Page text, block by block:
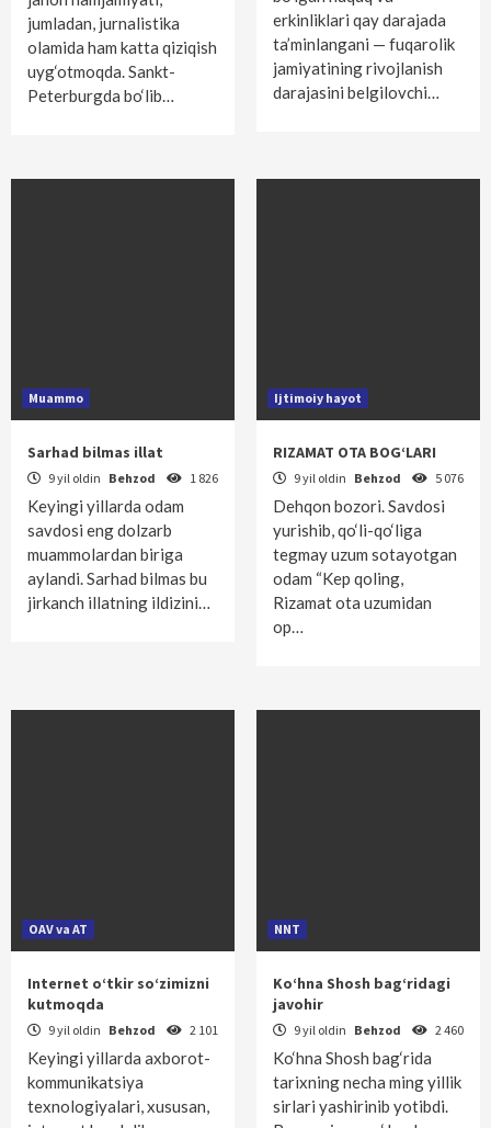
jumladan, jurnalistika
olamida ham katta qiziqish
uyg‘otmoqda. Sankt-
Peterburgda bo‘lib…
erkinliklari qay darajada
ta’minlangani — fuqarolik
jamiyatining rivojlanish
darajasini belgilovchi…
Muammo
Sarhad bilmas illat
9 yil oldin Behzod 1 826
Keyingi yillarda odam
savdosi eng dolzarb
muammolardan biriga
aylandi. Sarhad bilmas bu
jirkanch illatning ildizini…
Ijtimoiy hayot
RIZAMAT OTA BOG‘LARI
9 yil oldin Behzod 5 076
Dehqon bozori. Savdosi
yurishib, qo‘li-qo‘liga
tegmay uzum sotayotgan
odam “Kep qoling,
Rizamat ota uzumidan
op…
OAV va AT
Internet o‘tkir so‘zimizni
kutmoqda
9 yil oldin Behzod 2 101
Keyingi yillarda axborot-
kommunikatsiya
texnologiyalari, xususan,
NNT
Ko‘hna Shosh bag‘ridagi
javohir
9 yil oldin Behzod 2 460
Ko‘hna Shosh bag‘rida
tarixning necha ming yillik
sirlari yashirinib yotibdi.